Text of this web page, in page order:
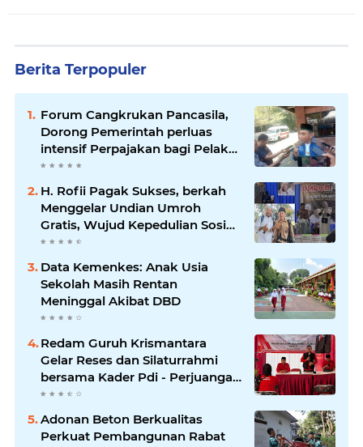
Berita Terpopuler
Forum Cangkrukan Pancasila,
Dorong Pemerintah perluas
intensif Perpajakan bagi Pelaku
Usaha UMKM.
H. Rofii Pagak Sukses, berkah
Menggelar Undian Umroh
Gratis, Wujud Kepedulian Sosial
berbagi.
Data Kemenkes: Anak Usia
Sekolah Masih Rentan
Meninggal Akibat DBD
Redam Guruh Krismantara
Gelar Reses dan Silaturrahmi
bersama Kader Pdi - Perjuangan
Se -Kecamatan Lawang.
Adonan Beton Berkualitas
Perkuat Pembangunan Rabat